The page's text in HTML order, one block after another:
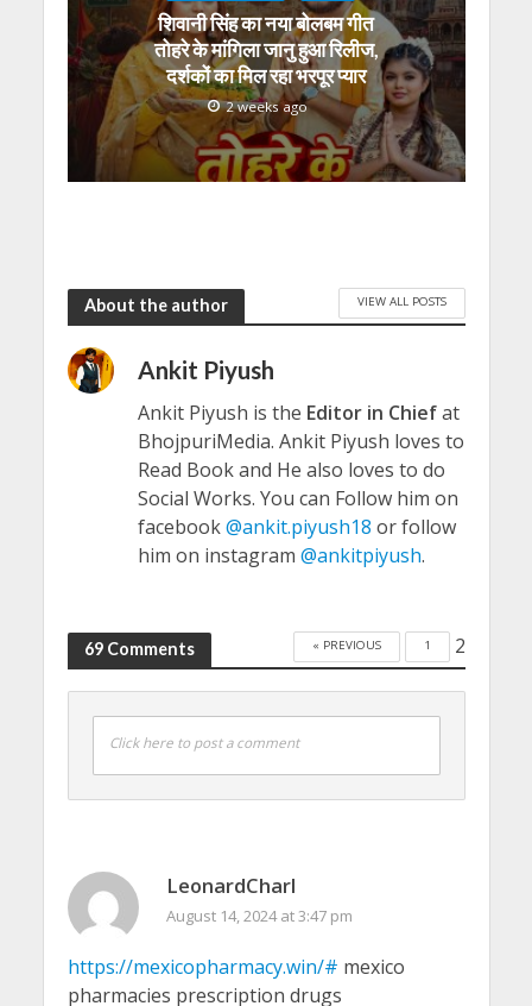
शिवानी सिंह का नया बोलबम गीत
तोहरे के मांगिला जानु हुआ रिलीज,
दर्शकों का मिल रहा भरपूर प्यार
2 weeks ago
About the author VIEW ALL POSTS
Ankit Piyush
Ankit Piyush is the Editor in Chiefat
BhojpuriMedia. Ankit Piyush loves to
Read Book and He also loves to do
Social Works. You can Follow him on
facebook@ankit.piyush18 or follow
him on instagram @ankitpiyush.
69 Comments « PREVIOUS 1 2
Click here to post a comment
LeonardCharl
August 14, 2024 at 3:47 pm
https://mexicopharmacy.win/# mexico
pharmacies prescription drugs